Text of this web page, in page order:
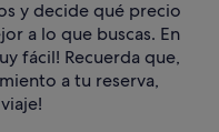
y decide qué precio
a lo que buscas. En
fácil! Recuerda que,
a tu reserva,